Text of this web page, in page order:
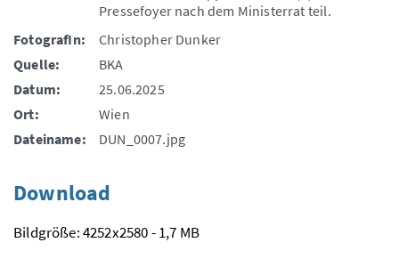
Pressefoyer nach dem Ministerrat teil.
FotografIn:
Christopher Dunker
Quelle:
BKA
Datum:
25.06.2025
Ort:
Wien
Dateiname:
DUN_0007.jpg
Download
Bildgröße: 4252x2580 - 1,7 MB